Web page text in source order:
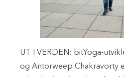
UT I VERDEN: bitYoga-
og Antorweep Chakravorty